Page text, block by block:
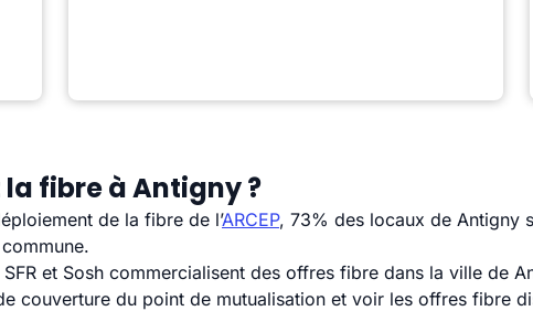
fibre à Antigny ?
de la fibre de l’ARCEP, 73% des locaux de Antigny
et Sosh commercialisent des offres fibre dans la ville de
couverture du point de mutualisation et voir les offres fibre